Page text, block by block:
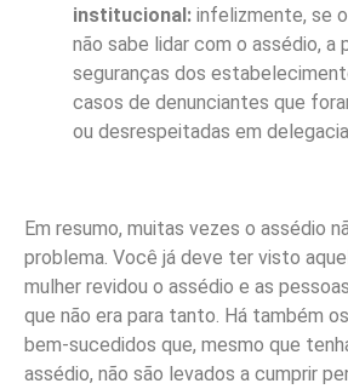
institucional: infelizmente, se
não sabe lidar com o assédio, a
seguranças dos
casos de denunciantes que
ou desrespeitadas em
Em resumo, muitas vezes o assédio
problema. Você já deve ter visto
mulher revidou o assédio e as
que não era para tanto. Há também
bem-sucedidos que, mesmo que
assédio, não são levados a cumprir